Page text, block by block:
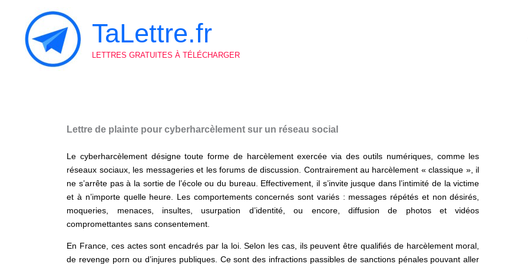
TaLettre.fr
LETTRES GRATUITES À TÉLÉCHARGER
Lettre de plainte pour cyberharcèlement sur un réseau social
Le cyberharcèlement désigne toute forme de harcèlement exercée via des outils numériques, comme les
réseaux sociaux, les messageries et les forums de discussion. Contrairement au harcèlement « classique », il
ne s’arrête pas à la sortie de l’école ou du bureau. Effectivement, il s’invite jusque dans l’intimité de la victime
et à n’importe quelle heure. Les comportements concernés sont variés : messages répétés et non désirés,
moqueries, menaces, insultes, usurpation d’identité, ou encore, diffusion de photos et vidéos
compromettantes sans consentement.
En France, ces actes sont encadrés par la loi. Selon les cas, ils peuvent être qualifiés de harcèlement moral,
de revenge porn ou d’injures publiques. Ce sont des infractions passibles de sanctions pénales pouvant aller